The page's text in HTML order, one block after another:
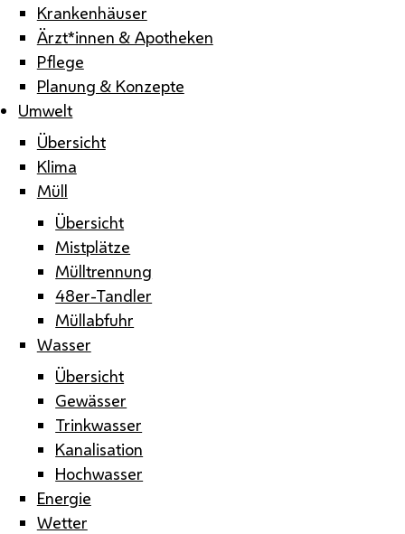
Krankenhäuser
Ärzt*innen & Apotheken
Pflege
Planung & Konzepte
Umwelt
Übersicht
Klima
Müll
Übersicht
Mistplätze
Mülltrennung
48er-Tandler
Müllabfuhr
Wasser
Übersicht
Gewässer
Trinkwasser
Kanalisation
Hochwasser
Energie
Wetter